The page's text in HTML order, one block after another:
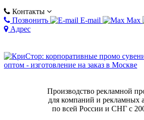
Контакты
Позвонить
E-mail Max
Адрес
Производство рекламной
для компаний и рекламных
по всей России и СНГ с